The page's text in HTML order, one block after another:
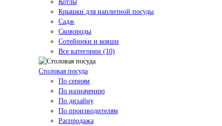
Котлы
Крышки для наплитной посуды
Садж
Сковороды
Сотейники и ковши
Все категории (10)
Столовая посуда
По сериям
По назначению
По дизайну
По производителям
Распродажа